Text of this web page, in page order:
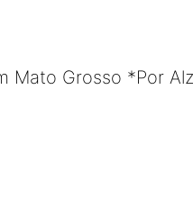
Mato Grosso *Por